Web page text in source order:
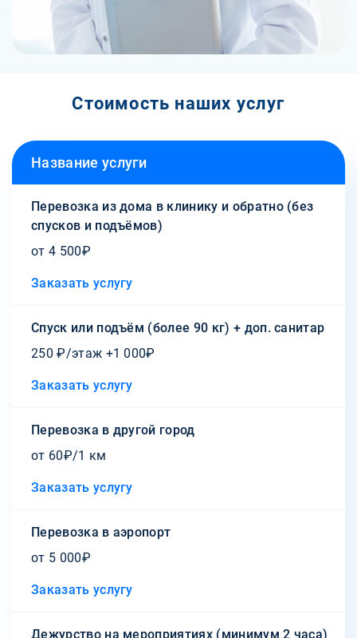
Стоимость наших услуг
Название услуги
Перевозка из дома в клинику и обратно (без
спусков и подъёмов)
от 4 500₽
Заказать услугу
Спуск или подъём (более 90 кг) + доп. санитар
250 ₽/этаж +1 000₽
Заказать услугу
Перевозка в другой город
от 60₽/1 км
Заказать услугу
Перевозка в аэропорт
от 5 000₽
Заказать услугу
Дежурство на мероприятиях (минимум 2 часа)